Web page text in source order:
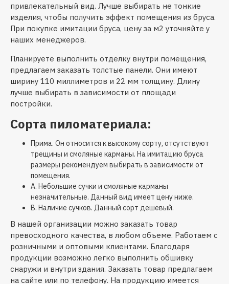
привлекательный вид. Лучше выбирать не тонкие
изделия, чтобы получить эффект помещения из бруса.
При покупке имитации бруса, цену за м2 уточняйте у
наших менеджеров.
Планируете выполнить отделку внутри помещения,
предлагаем заказать толстые панели. Они имеют
ширину 110 миллиметров и 22 мм толщину. Длину
лучше выбирать в зависимости от площади
постройки.
Сорта пиломатериала:
Прима. Он относится к высокому сорту, отсутствуют
трещины и смоляные карманы. На имитацию бруса
размеры рекомендуем выбирать в зависимости от
помещения.
А. Небольшие сучки и смоляные карманы
незначительные. Данный вид имеет цену ниже.
В. Наличие сучков. Данный сорт дешевый.
В нашей организации можно заказать товар
превосходного качества, в любом объеме. Работаем с
розничными и оптовыми клиентами. Благодаря
продукции возможно легко выполнить обшивку
снаружи и внутри здания. Заказать товар предлагаем
на сайте или по телефону. На продукцию имеется